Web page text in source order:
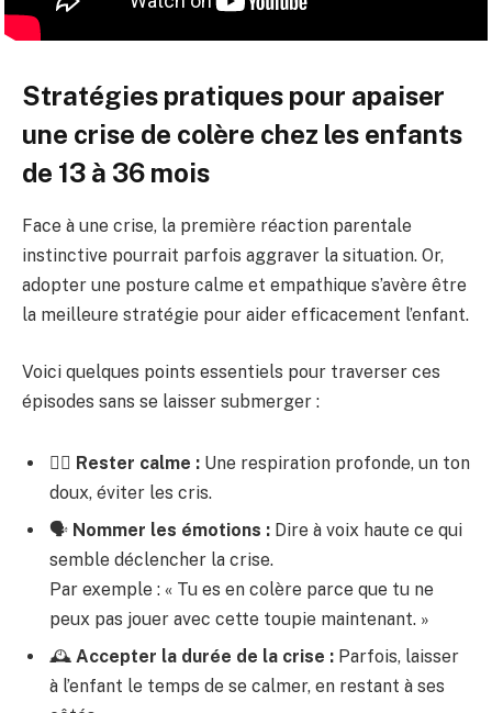
Stratégies pratiques pour apaiser
une crise de colère chez les enfants
de 13 à 36 mois
Face à une crise, la première réaction parentale
instinctive pourrait parfois aggraver la situation. Or,
adopter une posture calme et empathique s’avère être
la meilleure stratégie pour aider efficacement l’enfant.
Voici quelques points essentiels pour traverser ces
épisodes sans se laisser submerger :
🧘‍♀️ Rester calme : Une respiration profonde, un ton
doux, éviter les cris.
🗣️ Nommer les émotions : Dire à voix haute ce qui
semble déclencher la crise.
Par exemple : « Tu es en colère parce que tu ne
peux pas jouer avec cette toupie maintenant. »
🕰️ Accepter la durée de la crise : Parfois, laisser
à l’enfant le temps de se calmer, en restant à ses